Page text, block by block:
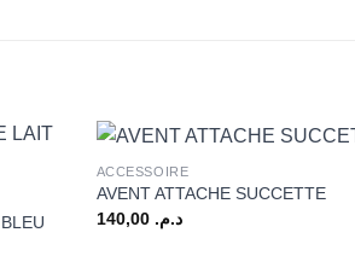
+
ACCESSOIRE
AVENT ATTACHE SUCCETTE
د.م. 140,00